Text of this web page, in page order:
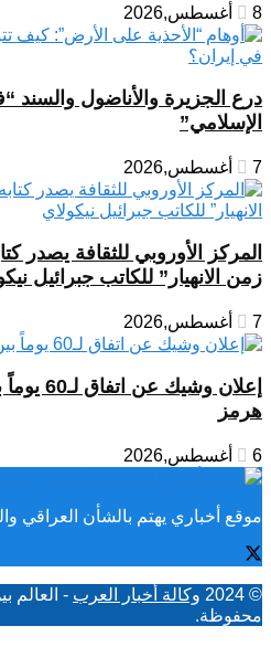
8 أغسطس,2026
درع الجزيرة والأناضول والسند
الإسلامي”
7 أغسطس,2026
المركز الأوروبي للثقافة يصدر
زمن الانهيار” للكاتب جبرائيل
7 أغسطس,2026
إعلان
هرمز
6 أغسطس,2026
موقع أخباري يهتم بالشأن العراقي
© 2024 وكالة أخبار العرب - العالم
محفوظة.